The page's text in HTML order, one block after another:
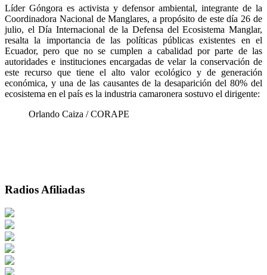
Líder Góngora es activista y defensor ambiental, integrante de la
Coordinadora Nacional de Manglares, a propósito de este día 26 de
julio, el Día Internacional de la Defensa del Ecosistema Manglar,
resalta la importancia de las políticas públicas existentes en el
Ecuador, pero que no se cumplen a cabalidad por parte de las
autoridades e instituciones encargadas de velar la conservación de
este recurso que tiene el alto valor ecológico y de generación
económica, y una de las causantes de la desaparición del 80% del
ecosistema en el país es la industria camaronera sostuvo el dirigente:
Orlando Caiza / CORAPE
Radios Afiliadas